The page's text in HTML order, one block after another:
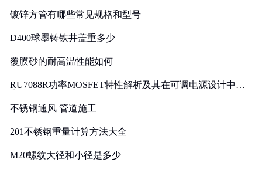
镀锌方管有哪些常见规格和型号
D400球墨铸铁井盖重多少
覆膜砂的耐高温性能如何
RU7088R功率MOSFET特性解析及其在可调电源设计中的
不锈钢通风 管道施工
201不锈钢重量计算方法大全
M20螺纹大径和小径是多少